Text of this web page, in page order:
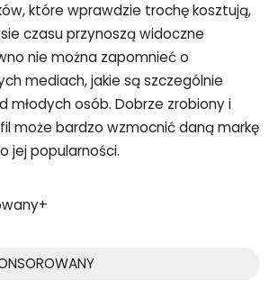
które wprawdzie trochę kosztują,
czasu przynoszą widoczne
nie można zapomnieć o
mediach, jakie są szczególnie
młodych osób. Dobrze zrobiony i
może bardzo wzmocnić daną markę
jej popularności.